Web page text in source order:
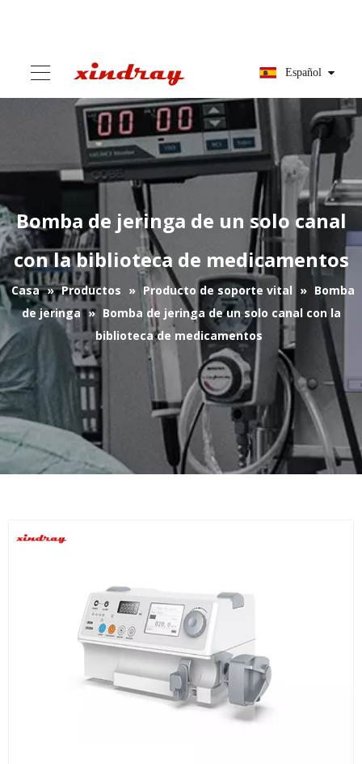
Español
Bomba de jeringa de un solo canal
con la biblioteca de medicamentos
Casa » Productos » Producto de soporte vital » Bomba
de jeringa » Bomba de jeringa de un solo canal con la
biblioteca de medicamentos